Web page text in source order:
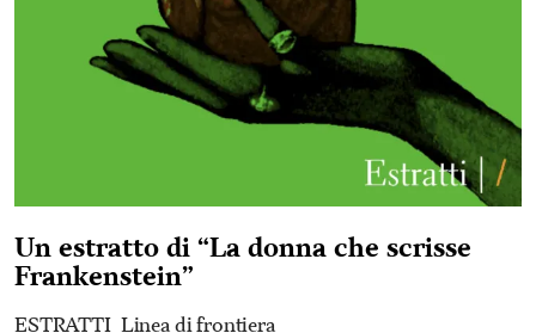
Un estratto di “La donna che scrisse
Frankenstein”
ESTRATTI Linea di frontiera